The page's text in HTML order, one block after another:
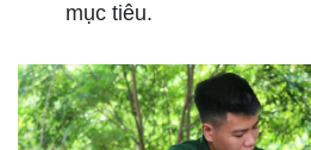
mục tiêu.